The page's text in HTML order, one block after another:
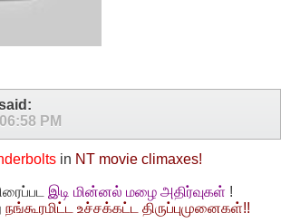
06:58 PM
in NT movie climaxes!
இடி மின்னல் மழை அதிர்வுகள் !
நங்கூரமிட்ட உச்சக்கட்ட திருப்புமுனைகள்!!